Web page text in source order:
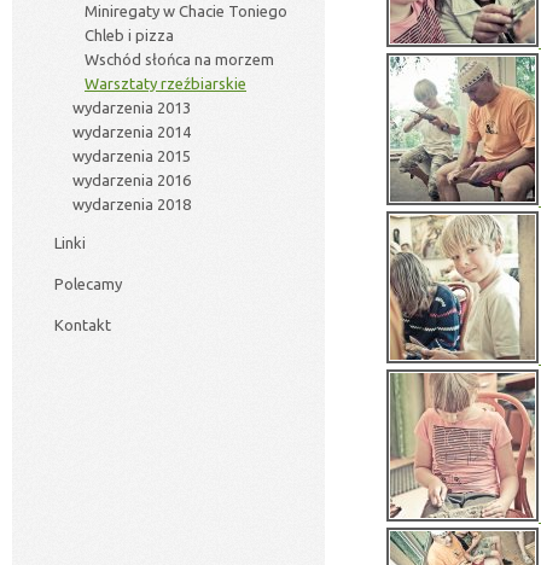
Miniregaty w Chacie Toniego
Chleb i pizza
Wschód słońca na morzem
Warsztaty rzeźbiarskie
wydarzenia 2013
wydarzenia 2014
wydarzenia 2015
wydarzenia 2016
wydarzenia 2018
Linki
Polecamy
Kontakt